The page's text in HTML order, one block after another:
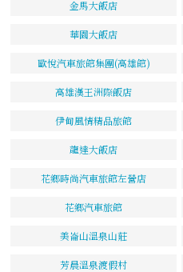
金馬大飯店
華園大飯店
歐悅汽車旅館集團(高雄館)
高雄漢王洲際飯店
伊甸風情精品旅館
龍達大飯店
花鄉時尚汽車旅館左營店
花鄉汽車旅館
美崙山溫泉山莊
芳晨溫泉渡假村